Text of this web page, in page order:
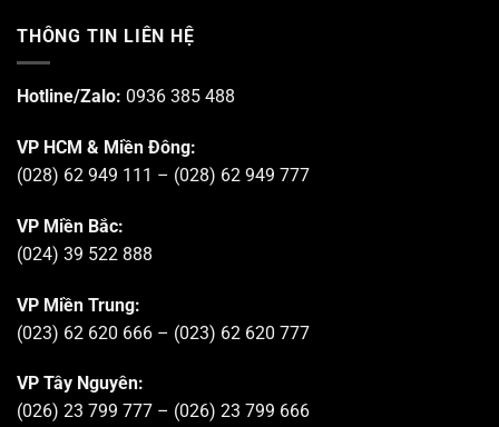
THÔNG TIN LIÊN HỆ
Hotline/Zalo: 0936 385 488
VP HCM & Miền Đông:
(028) 62 949 111 – (028) 62 949 777
VP Miền Bắc:
(024) 39 522 888
VP Miền Trung:
(023) 62 620 666 – (023) 62 620 777
VP Tây Nguyên:
(026) 23 799 777 – (026) 23 799 666